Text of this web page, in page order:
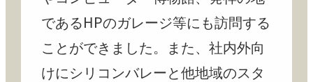
であるHPのガレージ等にも訪問する
ことができました。また、社内外向
けにシリコンバレーと他地域のスタ